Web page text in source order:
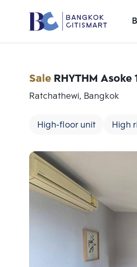
SaleRHYTHM Asoke
Ratchathewi, Bangkok
High-floor unit High
Add